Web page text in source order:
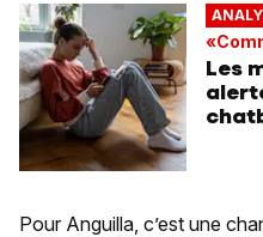
Les
Pour Anguilla, c’est une